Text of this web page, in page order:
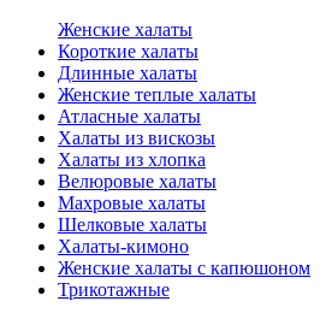
Женские халаты
Короткие халаты
Длинные халаты
Женские теплые халаты
Атласные халаты
Халаты из вискозы
Халаты из хлопка
Велюровые халаты
Махровые халаты
Шелковые халаты
Халаты-кимоно
Женские халаты с капюшоном
Трикотажные